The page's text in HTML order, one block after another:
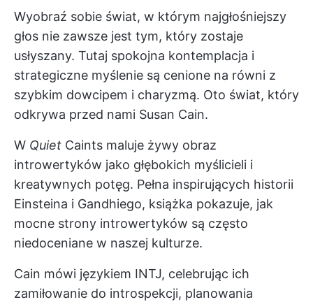
Wyobraź sobie świat, w którym najgłośniejszy
głos nie zawsze jest tym, który zostaje
usłyszany. Tutaj spokojna kontemplacja i
strategiczne myślenie są cenione na równi z
szybkim dowcipem i charyzmą. Oto świat, który
odkrywa przed nami Susan Cain.
W Quiet Caints maluje żywy obraz
introwertyków jako głębokich myślicieli i
kreatywnych potęg. Pełna inspirujących historii
Einsteina i Gandhiego, książka pokazuje, jak
mocne strony introwertyków są często
niedoceniane w naszej kulturze.
Cain mówi językiem INTJ, celebrując ich
zamiłowanie do introspekcji, planowania